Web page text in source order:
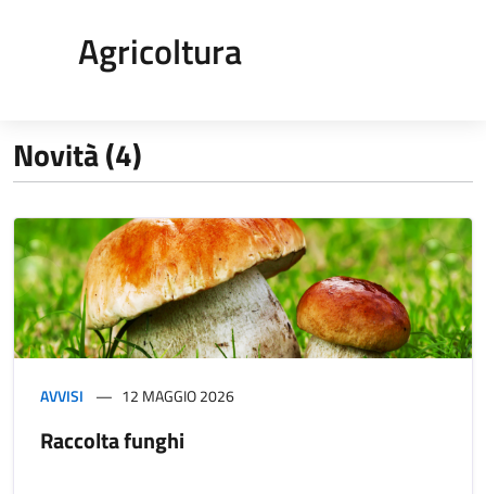
Agricoltura
Novità (4)
AVVISI 12 MAGGIO 2026
Raccolta funghi